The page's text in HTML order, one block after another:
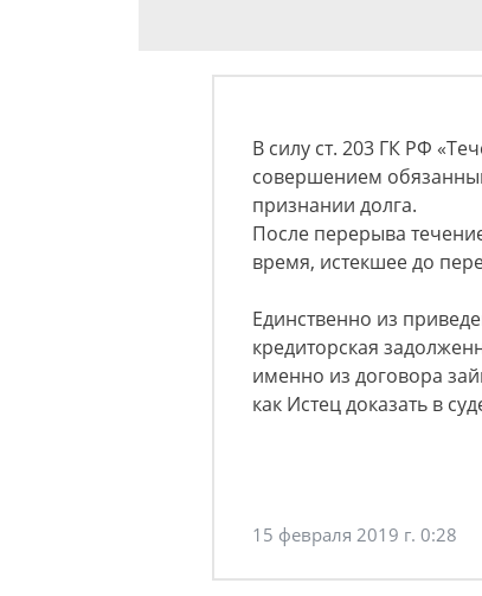
В силу ст. 203 ГК РФ
совершением
признании долга.
После перерыва
время, истекшее до
Единственно из
кредиторская
именно из договора
как Истец доказать в
15 февраля 2019 г. 0:28